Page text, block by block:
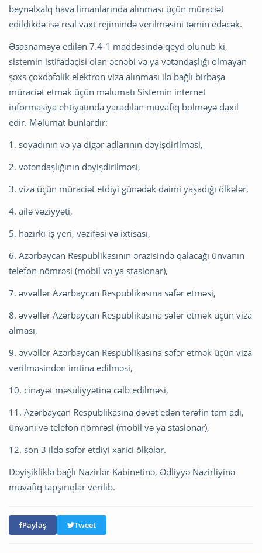
beynəlxalq hava limanlarında alınması üçün müraciət
edildikdə isə real vaxt rejimində verilməsini təmin edəcək.
Əsasnaməyə edilən 7.4-1 maddəsində qeyd olunub ki,
sistemin istifadəçisi olan əcnəbi və ya vətəndaşlığı olmayan
şəxs çoxdəfəlik elektron viza alınması ilə bağlı birbaşa
müraciət etmək üçün məlumatı Sistemin internet
informasiya ehtiyatında yaradılan müvafiq bölməyə daxil
edir. Məlumat bunlardır:
1. soyadının və ya digər adlarının dəyişdirilməsi,
2. vətəndaşlığının dəyişdirilməsi,
3. viza üçün müraciət etdiyi günədək daimi yaşadığı ölkələr,
4. ailə vəziyyəti,
5. hazırkı iş yeri, vəzifəsi və ixtisası,
6. Azərbaycan Respublikasının ərazisində qalacağı ünvanın
telefon nömrəsi (mobil və ya stasionar),
7. əvvəllər Azərbaycan Respublikasına səfər etməsi,
8. əvvəllər Azərbaycan Respublikasına səfər etmək üçün viza
alması,
9. əvvəllər Azərbaycan Respublikasına səfər etmək üçün viza
verilməsindən imtina edilməsi,
10. cinayət məsuliyyətinə cəlb edilməsi,
11. Azərbaycan Respublikasına dəvət edən tərəfin tam adı,
ünvanı və telefon nömrəsi (mobil və ya stasionar),
12. son 3 ildə səfər etdiyi xarici ölkələr.
Dəyişikliklə bağlı Nazirlər Kabinetinə, Ədliyyə Nazirliyinə
müvafiq tapşırıqlar verilib.
Paylaş Tweet